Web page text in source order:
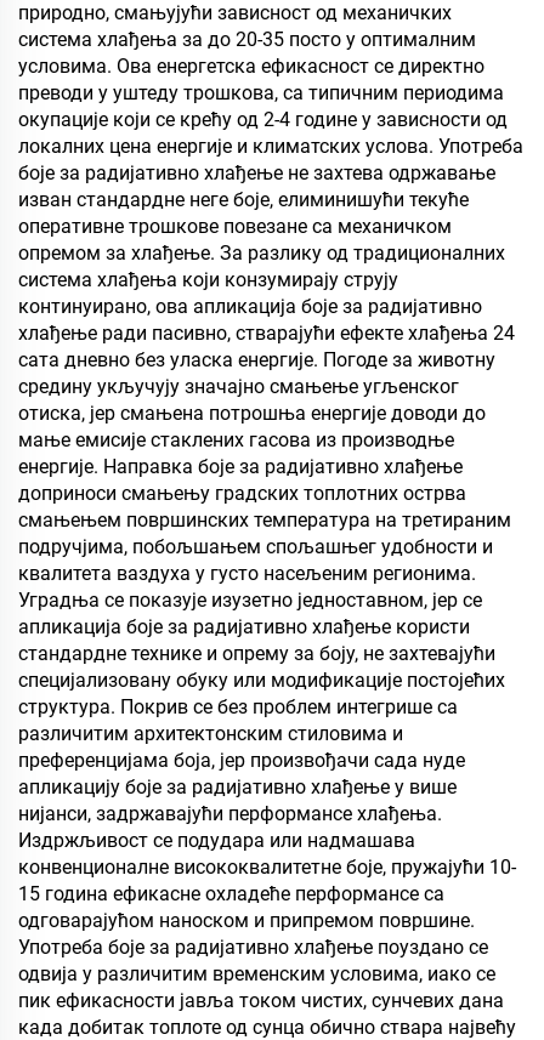
природно, смањујући зависност од механичких
система хлађења за до 20-35 посто у оптималним
условима. Ова енергетска ефикасност се директно
преводи у уштеду трошкова, са типичним периодима
окупације који се крећу од 2-4 године у зависности од
локалних цена енергије и климатских услова. Употреба
боје за радијативно хлађење не захтева одржавање
изван стандардне неге боје, елиминишући текуће
оперативне трошкове повезане са механичком
опремом за хлађење. За разлику од традиционалних
система хлађења који конзумирају струју
континуирано, ова апликација боје за радијативно
хлађење ради пасивно, стварајући ефекте хлађења 24
сата дневно без уласка енергије. Погоде за животну
средину укључују значајно смањење угљенског
отиска, јер смањена потрошња енергије доводи до
мање емисије стаклених гасова из производње
енергије. Направка боје за радијативно хлађење
доприноси смањењу градских топлотних острва
смањењем површинских температура на третираним
подручјима, побољшањем спољашњег удобности и
квалитета ваздуха у густо насељеним регионима.
Уградња се показује изузетно једноставном, јер се
апликација боје за радијативно хлађење користи
стандардне технике и опрему за боју, не захтевајући
специјализовану обуку или модификације постојећих
структура. Покрив се без проблем интегрише са
различитим архитектонским стиловима и
преференцијама боја, јер произвођачи сада нуде
апликацију боје за радијативно хлађење у више
нијанси, задржавајући перформансе хлађења.
Издржљивост се подудара или надмашава
конвенционалне висококвалитетне боје, пружајући 10-
15 година ефикасне охладеће перформансе са
одговарајућом наноском и припремом површине.
Употреба боје за радијативно хлађење поуздано се
одвија у различитим временским условима, иако се
пик ефикасности јавља током чистих, сунчевих дана
када добитак топлоте од сунца обично ствара највећу